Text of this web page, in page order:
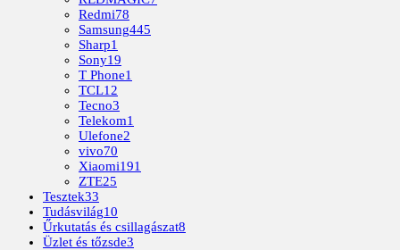
Redmi78
Samsung445
Sharp1
Sony19
T Phone1
TCL12
Tecno3
Telekom1
Ulefone2
vivo70
Xiaomi191
ZTE25
Tesztek33
Tudásvilág10
Űrkutatás és csillagászat8
Üzlet és tőzsde3